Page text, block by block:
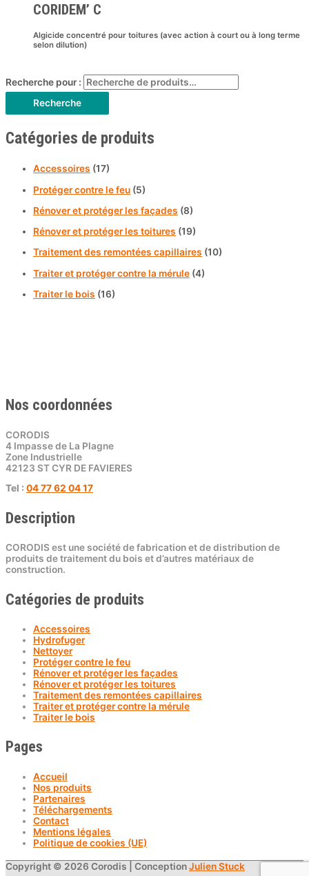
CORIDEM’ C
Algicide concentré pour toitures (avec action à court ou à long terme
selon dilution)
Recherche pour :
Recherche
Catégories de produits
Accessoires (17)
Protéger contre le feu (5)
Rénover et protéger les façades (8)
Rénover et protéger les toitures (19)
Traitement des remontées capillaires (10)
Traiter et protéger contre la mérule (4)
Traiter le bois (16)
Nos coordonnées
CORODIS
4 Impasse de La Plagne
Zone Industrielle
42123 ST CYR DE FAVIERES
Tel : 04 77 62 04 17
Description
CORODIS est une société de fabrication et de distribution de
produits de traitement du bois et d’autres matériaux de
construction.
Catégories de produits
Accessoires
Hydrofuger
Nettoyer
Protéger contre le feu
Rénover et protéger les façades
Rénover et protéger les toitures
Traitement des remontées capillaires
Traiter et protéger contre la mérule
Traiter le bois
Pages
Accueil
Nos produits
Partenaires
Téléchargements
Contact
Mentions légales
Politique de cookies (UE)
Copyright © 2026 Corodis | ConceptionJulien Stuck